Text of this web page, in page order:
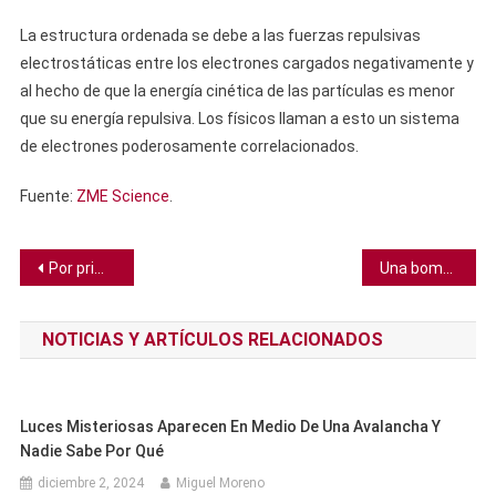
La estructura ordenada se debe a las fuerzas repulsivas
electrostáticas entre los electrones cargados negativamente y
al hecho de que la energía cinética de las partículas es menor
que su energía repulsiva. Los físicos llaman a esto un sistema
de electrones poderosamente correlacionados.
Fuente: ZME Science
Navegación
de
entradas
Por primera vez, la OMS recomienda una vacuna contra la malaria
NOTICIAS Y ARTÍCULOS RELACIONADOS
Luces Misteriosas Aparecen En Medio De Una Avalancha Y
Nadie Sabe Por Qué
diciembre 2, 2024 Miguel Moreno